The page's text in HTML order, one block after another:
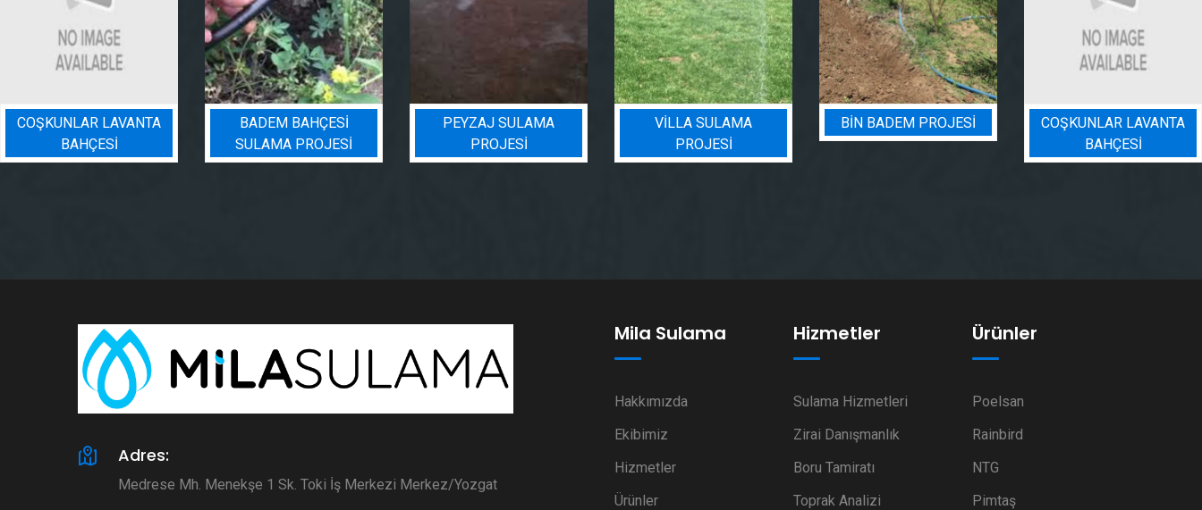
COŞKUNLAR LAVANTA
BAHÇESİ
BADEM BAHÇESI
SULAMA PROJESI
PEYZAJ SULAMA
PROJESI
VILLA SULAMA
PROJESI
BIN BADEM PROJESI
COŞKUNLAR LAVANTA
BAHÇESİ
Adres:
Medrese Mh. Menekşe 1 Sk. Toki İş Merkezi Merkez/Yozgat
Mila Sulama
Hakkımızda
Ekibimiz
Hizmetler
Ürünler
Hizmetler
Sulama Hizmetleri
Zirai Danışmanlık
Boru Tamiratı
Toprak Analizi
Ürünler
Poelsan
Rainbird
NTG
Pimtaş